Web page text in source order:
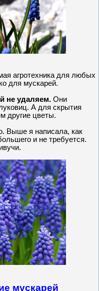
агротехника для любых
для мускарей.
не удаляем. Они
А для скрытия
другие цветы.
Выше я написала, как
и не требуется.
мускарей